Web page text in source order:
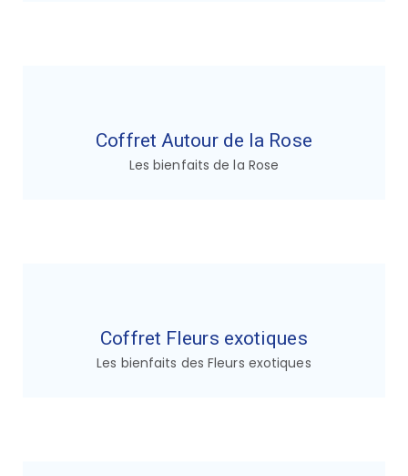
Coffret Autour de la Rose
Les bienfaits de la Rose
Coffret Fleurs exotiques
Les bienfaits des Fleurs exotiques